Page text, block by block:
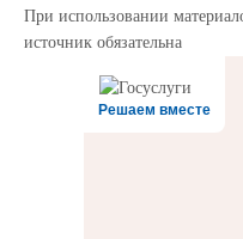
При использовании
источник обязательна
Решаем вместе